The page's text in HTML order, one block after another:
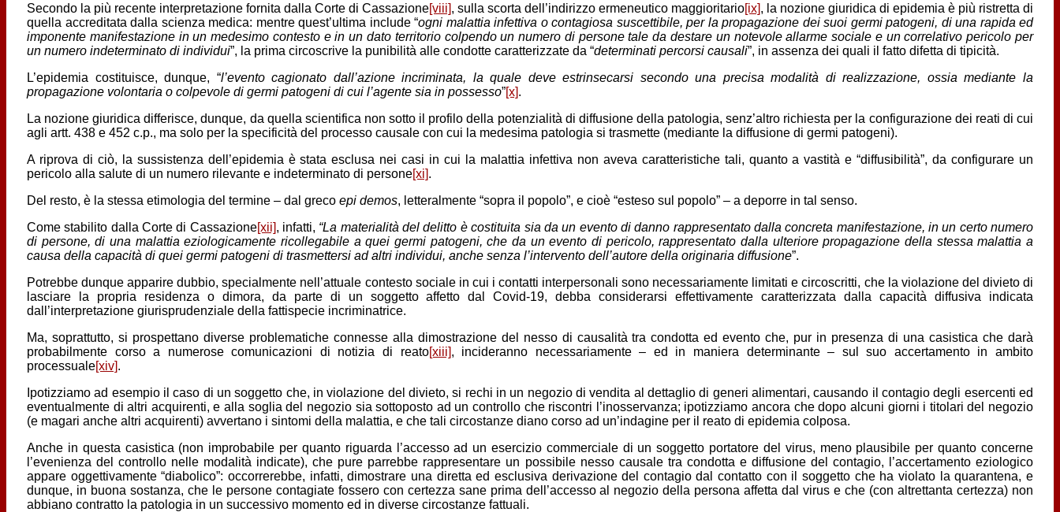
Secondo la più recente interpretazione fornita dalla Corte di Cassazione[viii], sulla scorta dell’indirizzo ermeneutico maggioritario[ix], la nozione giuridica di epidemia è più ristretta di
quella accreditata dalla scienza medica: mentre quest’ultima include “ogni malattia infettiva o contagiosa suscettibile, per la propagazione dei suoi germi patogeni, di una rapida ed
imponente manifestazione in un medesimo contesto e in un dato territorio colpendo un numero di persone tale da destare un notevole allarme sociale e un correlativo pericolo per
un numero indeterminato di individui”, la prima circoscrive la punibilità alle condotte caratterizzate da “determinati percorsi causali”, in assenza dei quali il fatto difetta di tipicità.
L’epidemia costituisce, dunque, “l’evento cagionato dall’azione incriminata, la quale deve estrinsecarsi secondo una precisa modalità di realizzazione, ossia mediante la
propagazione volontaria o colpevole di germi patogeni di cui l’agente sia in possesso”[x].
La nozione giuridica differisce, dunque, da quella scientifica non sotto il profilo della potenzialità di diffusione della patologia, senz’altro richiesta per la configurazione dei reati di cui
agli artt. 438 e 452 c.p., ma solo per la specificità del processo causale con cui la medesima patologia si trasmette (mediante la diffusione di germi patogeni).
A riprova di ciò, la sussistenza dell’epidemia è stata esclusa nei casi in cui la malattia infettiva non aveva caratteristiche tali, quanto a vastità e “diffusibilità”, da configurare un
pericolo alla salute di un numero rilevante e indeterminato di persone[xi].
Del resto, è la stessa etimologia del termine – dal greco epi demos, letteralmente “sopra il popolo”, e cioè “esteso sul popolo” – a deporre in tal senso.
Come stabilito dalla Corte di Cassazione[xii], infatti, “La materialità del delitto è costituita sia da un evento di danno rappresentato dalla concreta manifestazione, in un certo numero
di persone, di una malattia eziologicamente ricollegabile a quei germi patogeni, che da un evento di pericolo, rappresentato dalla ulteriore propagazione della stessa malattia a
causa della capacità di quei germi patogeni di trasmettersi ad altri individui, anche senza l’intervento dell’autore della originaria diffusione”.
Potrebbe dunque apparire dubbio, specialmente nell’attuale contesto sociale in cui i contatti interpersonali sono necessariamente limitati e circoscritti, che la violazione del divieto di
lasciare la propria residenza o dimora, da parte di un soggetto affetto dal Covid-19, debba considerarsi effettivamente caratterizzata dalla capacità diffusiva indicata
dall’interpretazione giurisprudenziale della fattispecie incriminatrice.
Ma, soprattutto, si prospettano diverse problematiche connesse alla dimostrazione del nesso di causalità tra condotta ed evento che, pur in presenza di una casistica che darà
probabilmente corso a numerose comunicazioni di notizia di reato[xiii], incideranno necessariamente – ed in maniera determinante – sul suo accertamento in ambito
processuale[xiv].
Ipotizziamo ad esempio il caso di un soggetto che, in violazione del divieto, si rechi in un negozio di vendita al dettaglio di generi alimentari, causando il contagio degli esercenti ed
eventualmente di altri acquirenti, e alla soglia del negozio sia sottoposto ad un controllo che riscontri l’inosservanza; ipotizziamo ancora che dopo alcuni giorni i titolari del negozio
(e magari anche altri acquirenti) avvertano i sintomi della malattia, e che tali circostanze diano corso ad un’indagine per il reato di epidemia colposa.
Anche in questa casistica (non improbabile per quanto riguarda l’accesso ad un esercizio commerciale di un soggetto portatore del virus, meno plausibile per quanto concerne
l’evenienza del controllo nelle modalità indicate), che pure parrebbe rappresentare un possibile nesso causale tra condotta e diffusione del contagio, l’accertamento eziologico
appare oggettivamente “diabolico”: occorrerebbe, infatti, dimostrare una diretta ed esclusiva derivazione del contagio dal contatto con il soggetto che ha violato la quarantena, e
dunque, in buona sostanza, che le persone contagiate fossero con certezza sane prima dell’accesso al negozio della persona affetta dal virus e che (con altrettanta certezza) non
abbiano contratto la patologia in un successivo momento ed in diverse circostanze fattuali.